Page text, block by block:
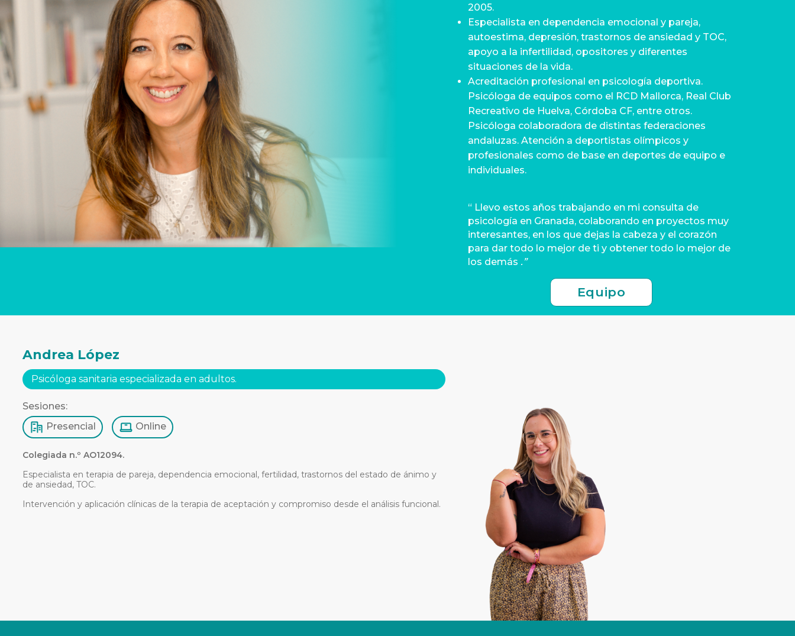
2005.
Especialista en dependencia emocional y pareja,
autoestima, depresión, trastornos de ansiedad y TOC,
apoyo a la infertilidad, opositores y diferentes
situaciones de la vida.
Acreditación profesional en psicología deportiva.
Psicóloga de equipos como el RCD Mallorca, Real Club
Recreativo de Huelva, Córdoba CF, entre otros.
Psicóloga colaboradora de distintas federaciones
andaluzas. Atención a deportistas olímpicos y
profesionales como de base en deportes de equipo e
individuales.
“ Llevo estos años trabajando en mi consulta de
psicología en Granada, colaborando en proyectos muy
interesantes, en los que dejas la cabeza y el corazón
para dar todo lo mejor de ti y obtener todo lo mejor de
los demás .”
Equipo
Andrea López
Psicóloga sanitaria especializada en adultos.
Sesiones:
Presencial
Online
Colegiada n.º AO12094.
Especialista en terapia de pareja, dependencia emocional, fertilidad, trastornos del estado de ánimo y
de ansiedad, TOC.
Intervención y aplicación clínicas de la terapia de aceptación y compromiso desde el análisis funcional.